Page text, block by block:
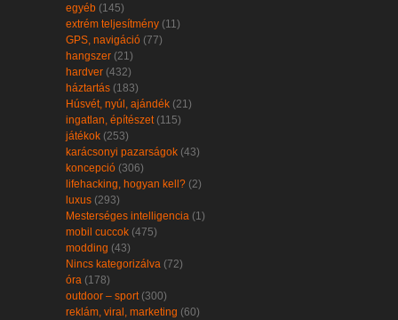
egyéb (145)
extrém teljesítmény (11)
GPS, navigáció (77)
hangszer (21)
hardver (432)
háztartás (183)
Húsvét, nyúl, ajándék (21)
ingatlan, építészet(115)
játékok (253)
karácsonyi pazarságok (43)
koncepció (306)
lifehacking, hogyan kell? (2)
luxus (293)
Mesterséges intelligencia (1)
mobil cuccok (475)
modding (43)
Nincs kategorizálva (72)
óra (178)
outdoor – sport(300)
reklám, viral, marketing (60)